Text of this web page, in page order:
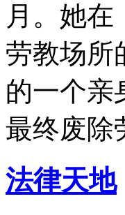
月。她
劳教场所
的一个亲
最终废除
法律天地